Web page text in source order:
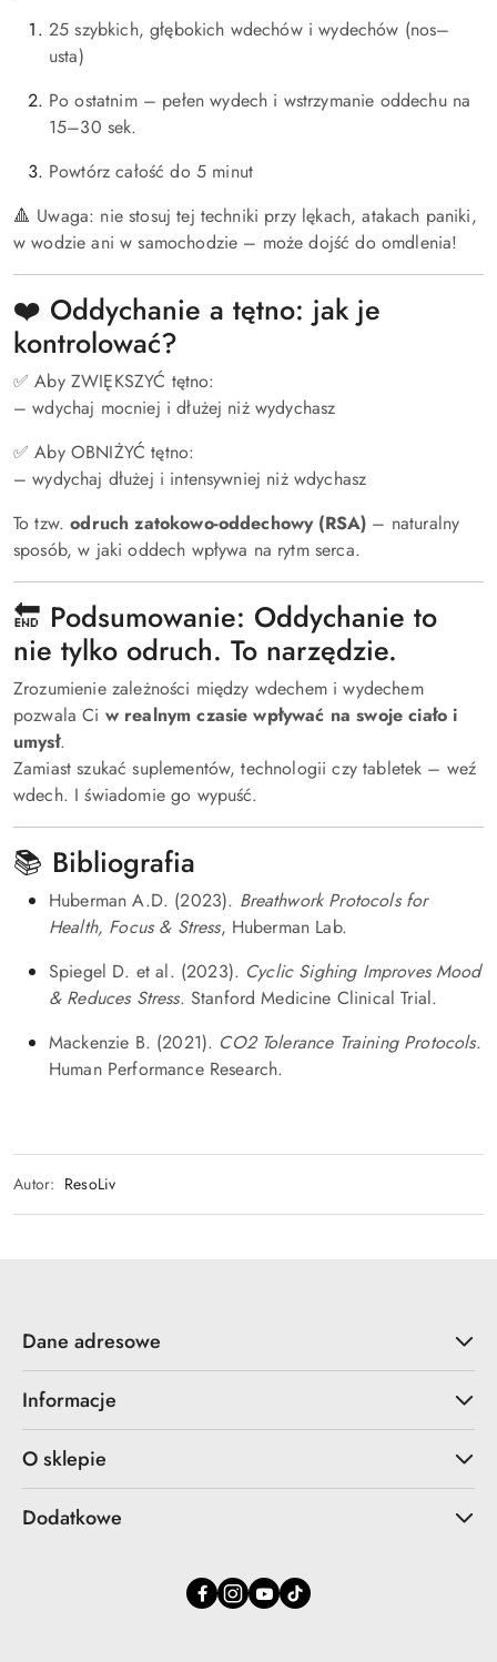
25 szybkich, głębokich wdechów i wydechów (nos–
usta)
Po ostatnim – pełen wydech i wstrzymanie oddechu na
15–30 sek.
Powtórz całość do 5 minut
🔺 Uwaga: nie stosuj tej techniki przy lękach, atakach paniki,
w wodzie ani w samochodzie – może dojść do omdlenia!
❤️ Oddychanie a tętno: jak je
kontrolować?
✅ Aby ZWIĘKSZYĆ tętno:
– wdychaj mocniej i dłużej niż wydychasz
✅ Aby OBNIŻYĆ tętno:
– wydychaj dłużej i intensywniej niż wdychasz
To tzw.odruch zatokowo-oddechowy (RSA) – naturalny
sposób, w jaki oddech wpływa na rytm serca.
🔚 Podsumowanie: Oddychanie to
nie tylko odruch. To narzędzie.
Zrozumienie zależności między wdechem i wydechem
pozwala Ci w realnym czasie wpływać na swoje ciało i
umysł.
Zamiast szukać suplementów, technologii czy tabletek – weź
wdech. I świadomie go wypuść.
📚 Bibliografia
Huberman A.D. (2023). Breathwork Protocols for
Health, Focus & Stress, Huberman Lab.
Spiegel D. et al. (2023). Cyclic Sighing Improves Mood
& Reduces Stress. Stanford Medicine Clinical Trial.
Mackenzie B. (2021). CO2 Tolerance Training Protocols.
Human Performance Research.
Autor: ResoLiv
Dane adresowe
Informacje
O sklepie
Dodatkowe